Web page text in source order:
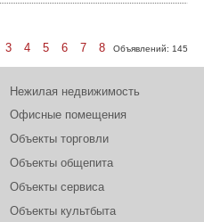
3 4 5 6 7 8 Объявлений:145
Нежилая недвижимость
Офисные помещения
Объекты торговли
Объекты общепита
Объекты сервиса
Объекты культбыта